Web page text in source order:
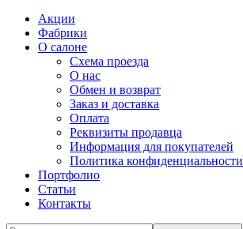
Акции
Фабрики
О салоне
Схема проезда
О нас
Обмен и возврат
Заказ и доставка
Оплата
Реквизиты продавца
Информация для покупателей
Политика конфиденциальности
Портфолио
Статьи
Контакты